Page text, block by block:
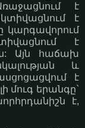
է
է
կարգավորում
է
Այն հաճախ
և
է
մուգ երանգը`
է,